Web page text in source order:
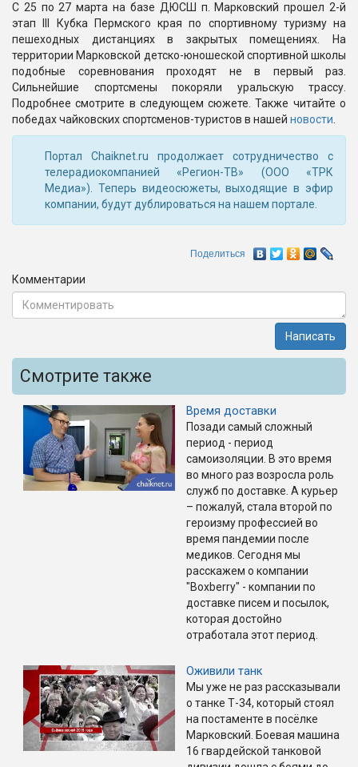
С 25 по 27 марта на базе ДЮСШ п. Марковский прошел 2-й
этап III Кубка Пермского края по спортивному туризму на
пешеходных дистанциях в закрытых помещениях. На
территории Марковской детско-юношеской спортивной школы
подобные соревнования проходят не в первый раз.
Сильнейшие спортсмены покоряли уральскую трассу.
Подробнее смотрите в следующем сюжете. Также читайте о
победах чайковских спортсменов-туристов в нашей новости
Портал Chaiknet.ru продолжает сотрудничество с
телерадиокомпанией «Регион-ТВ» (ООО «ТРК
Медиа»). Теперь видеосюжеты, выходящие в эфир
компании, будут дублироваться на нашем портале.
Поделиться
Комментарии
Написать
Смотрите также
Время доставки
Позади самый сложный
период - период
самоизоляции. В это время
во много раз возросла роль
служб по доставке. А курьер
– пожалуй, стала второй по
героизму профессией во
время пандемии после
медиков. Сегодня мы
расскажем о компании
"Boxberry" - компании по
доставке писем и посылок,
которая достойно
отработала этот период.
Оживили танк
Мы уже не раз рассказывали
о танке Т-34, который стоял
на постаменте в посёлке
Марковский. Боевая машина
16 гвардейской танковой